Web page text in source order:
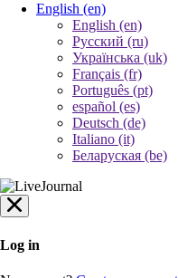
English (en)
English (en)
Русский (ru)
Українська (uk)
Français (fr)
Português (pt)
español (es)
Deutsch (de)
Italiano (it)
Беларуская (be)
Log in